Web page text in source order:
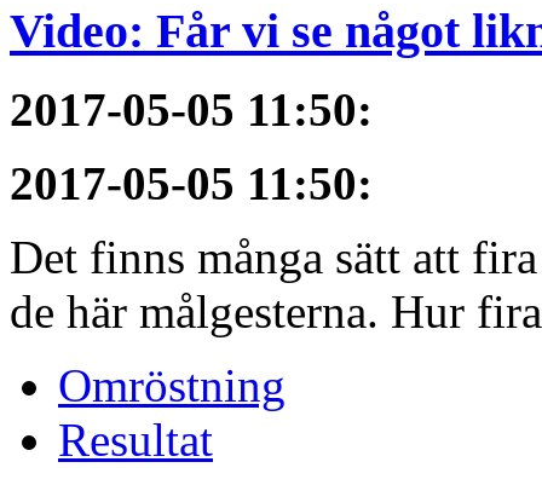
Video: Får vi se något
2017-05-05 11:50:
2017-05-05 11:50:
Det finns många sätt att
de här målgesterna. Hur
Omröstning
Resultat